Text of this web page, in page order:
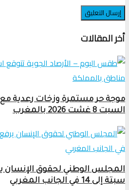
أخر المقالات
موجة حر مستمرة وزخات رعدية
السبت 8 غشت 2026 بالمغرب
المجلس الوطني لحقوق الإنسان
سبتة إلى 14 في الجانب المغربي